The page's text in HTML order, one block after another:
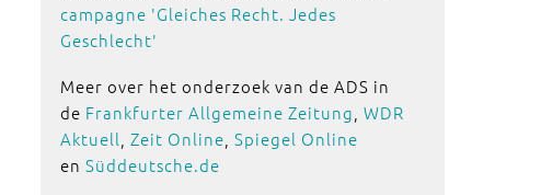
campagne 'Gleiches Recht. Jedes
Geschlecht'
Meer over het onderzoek van de ADS in
de Frankfurter Allgemeine Zeitung WDR
Aktuell Zeit Online Spiegel Online
en Süddeutsche.de